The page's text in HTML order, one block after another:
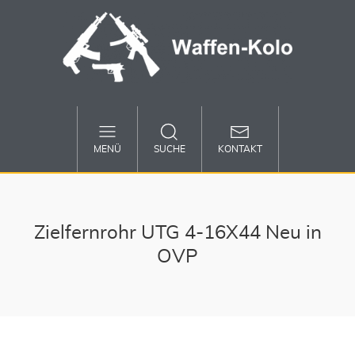
MENÜ SUCHE KONTAKT
Zielfernrohr UTG 4-16X44 Neu in
OVP